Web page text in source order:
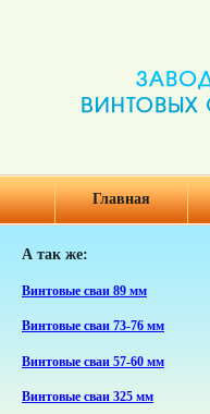
Главная
А так же:
Винтовые сваи 89 мм
Винтовые сваи 73-76 мм
Винтовые сваи 57-60 мм
Винтовые сваи 325 мм